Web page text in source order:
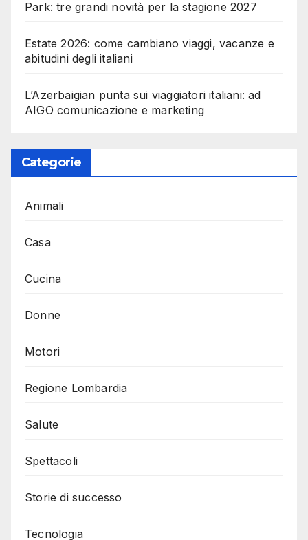
Park: tre grandi novità per la stagione 2027
Estate 2026: come cambiano viaggi, vacanze e
abitudini degli italiani
L’Azerbaigian punta sui viaggiatori italiani: ad
AIGO comunicazione e marketing
Categorie
Animali
Casa
Cucina
Donne
Motori
Regione Lombardia
Salute
Spettacoli
Storie di successo
Tecnologia